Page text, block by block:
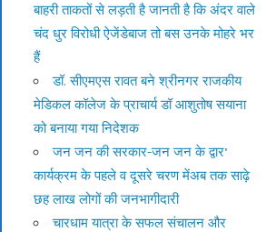
बाहरी ताकतों से लड़ती है जानती है कि अंदर वाले
चंद धुर विरोधी ऐजेंडेबाज तो बस उनके मोहरे भर
हैं
डॉ. सीएमएस रावत बने श्रीनगर राजकीय
मेडिकल कॉलेज के प्राचार्य डॉ आशुतोष सयाना
को बनाया गया निदेशक
जन जन की सरकार-जन जन के द्वार’
कार्यक्रम के पहले व दूसरे चरण मेंअब तक साढ़े
छह लाख लोगों की जनभागीदारी
चारधाम यात्रा के सफल संचालन और